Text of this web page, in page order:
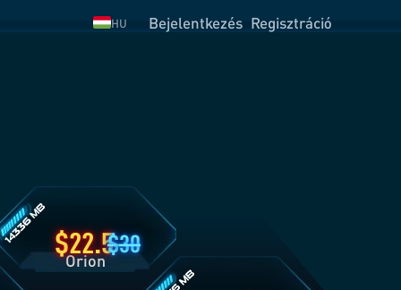
HU Bejelentkezés Regisztráció
22.530
Orion